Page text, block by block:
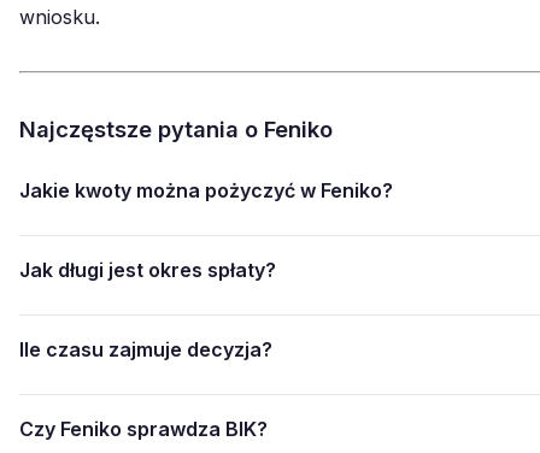
wniosku.
Najczęstsze pytania o Feniko
Jakie kwoty można pożyczyć w Feniko?
Jak długi jest okres spłaty?
Ile czasu zajmuje decyzja?
Czy Feniko sprawdza BIK?